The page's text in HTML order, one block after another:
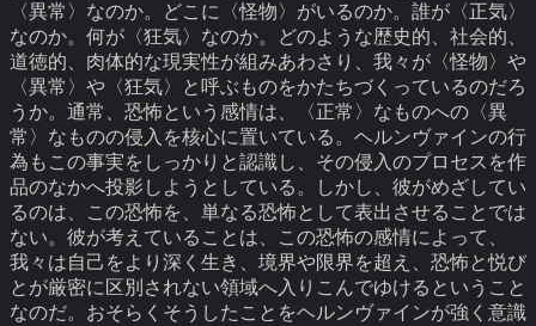
〈異常〉なのか。どこに〈怪物〉がいるのか。誰が〈正気〉
なのか。何が〈狂気〉なのか。どのような歴史的、社会的、
道徳的、肉体的な現実性が組みあわさり、我々が〈怪物〉や
〈異常〉や〈狂気〉と呼ぶものをかたちづくっているのだろ
うか。 通常、恐怖という感情は、〈正常〉なものへの〈異
常〉なものの侵入を核心に置いている。ヘルンヴァインの行
為もこの事実をしっかりと認識し、その侵入のプロセスを作
品のなかへ投影しようとしている。しかし、彼がめざしてい
るのは、この恐怖を、単なる恐怖として表出させることでは
ない。彼が考えていることは、この恐怖の感情によって、
我々は自己をより深く生き、境界や限界を超え、恐怖と悦び
とが厳密に区別されない領域へ入りこんでゆけるということ
なのだ。 おそらくそうしたことをヘルンヴァインが強く意識